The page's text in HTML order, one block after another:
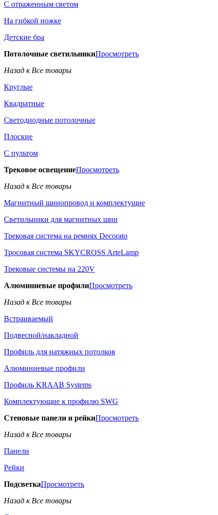
С отраженным светом
На гибкой ножке
Детские бра
Потолочные светильникиПросмотреть
Назад к Все товары
Круглые
Квадратные
Светодиодные потолочные
Плоские
С пультом
Трековое освещениеПросмотреть
Назад к Все товары
Магнитный шинопровод и комплектущие
Светильники для магнитных шин
Трековая система на ремнях Decorato
Тросовая система SKYCROSS ArteLamp
Трековые системы на 220V
Алюминиевые профилиПросмотреть
Назад к Все товары
Встраиваемый
Подвесной/накладной
Профиль для натяжных потолков
Алюминиевые профили
Профиль KRAAB Systems
Комплектующие к профилю SWG
Стеновые панели и рейкиПросмотреть
Назад к Все товары
Панели
Рейки
ПодсветкаПросмотреть
Назад к Все товары